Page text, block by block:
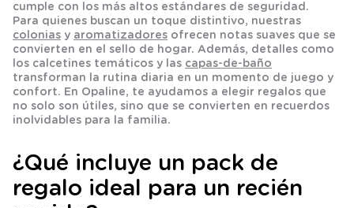
cumple con los más altos estándares de seguridad.
Para quienes buscan un toque distintivo, nuestras
colonias y aromatizadores ofrecen notas suaves que se
convierten en el sello de hogar. Además, detalles como
los calcetines temáticos y las capas-de-baño
transforman la rutina diaria en un momento de juego y
confort. En Opaline, te ayudamos a elegir regalos que
no solo son útiles, sino que se convierten en recuerdos
inolvidables para la familia.
¿Qué incluye un pack de
regalo ideal para un recién